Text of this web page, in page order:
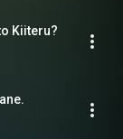
Kiiteru?